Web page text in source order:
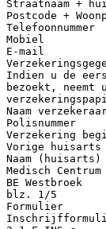
Straatnaam +
Postcode +
Telefoonnummer
Mobiel
E-mail
Indien u de
bezoekt,
Naam
Polisnummer
Verzekering
Vorige huisarts
Naam (huisarts)
Medisch
BE Westbroek
blz. 1/5
Formulier